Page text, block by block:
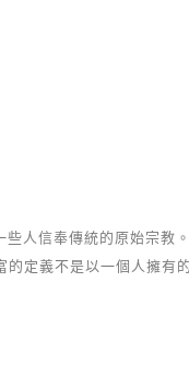
人信奉傳統的原始宗教
定義不是以一個人擁有